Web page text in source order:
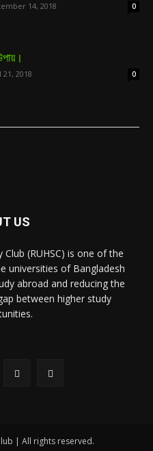
14, 2018 0
2018 0
US
(RUHSC) is one of the
universities of Bangladesh
abroad and reducing the
between higher study
| All rights reserved.